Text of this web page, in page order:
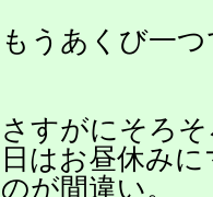
もうあくび一
さすがにそろ
日はお昼休み
のが間違い。